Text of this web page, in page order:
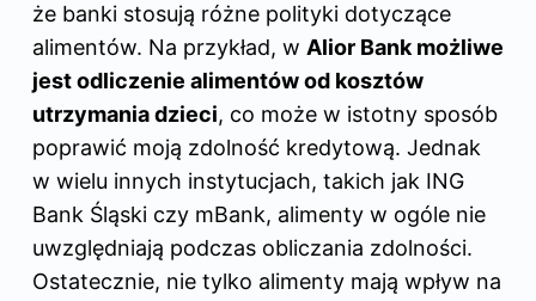
że banki stosują różne polityki dotyczące
alimentów. Na przykład, w Alior Bank możliwe
jest odliczenie alimentów od kosztów
utrzymania dzieci, co może w istotny sposób
poprawić moją zdolność kredytową. Jednak
w wielu innych instytucjach, takich jak ING
Bank Śląski czy mBank, alimenty w ogóle nie
uwzględniają podczas obliczania zdolności.
Ostatecznie, nie tylko alimenty mają wpływ na